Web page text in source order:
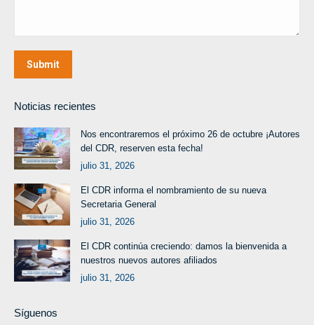
Submit
Noticias recientes
Nos encontraremos el próximo 26 de octubre ¡Autores
del CDR, reserven esta fecha!
julio 31, 2026
El CDR informa el nombramiento de su nueva
Secretaria General
julio 31, 2026
El CDR continúa creciendo: damos la bienvenida a
nuestros nuevos autores afiliados
julio 31, 2026
Síguenos